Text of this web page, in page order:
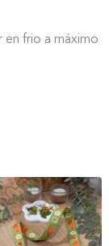
en frio a máximo